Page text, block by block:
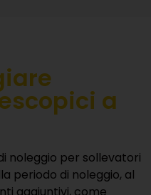
a
noleggio per sollevatori
periodo di noleggio, al
aggiuntivi, come